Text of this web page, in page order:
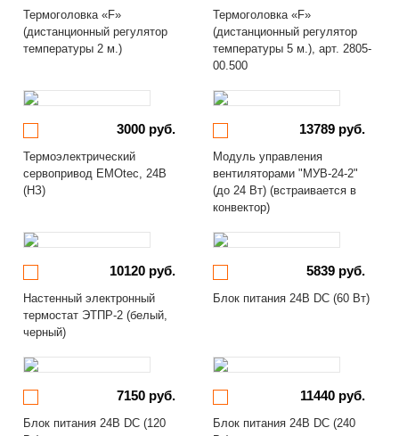
Термоголовка «F»
(дистанционный регулятор
температуры 2 м.)
Термоголовка «F»
(дистанционный регулятор
температуры 5 м.), арт. 2805-
00.500
3000 руб.
Термоэлектрический
сервопривод EMOtec, 24В
(НЗ)
13789 руб.
Модуль управления
вентиляторами "МУВ-24-2"
(до 24 Вт) (встраивается в
конвектор)
10120 руб.
Настенный электронный
термостат ЭТПР-2 (белый,
черный)
5839 руб.
Блок питания 24В DC (60 Вт)
7150 руб.
Блок питания 24В DC (120
11440 руб.
Блок питания 24В DC (240